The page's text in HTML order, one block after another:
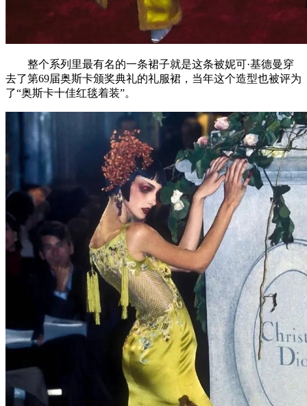
整个系列里最有名的一条裙子就是这条被妮可·基德曼穿
去了第69届奥斯卡颁奖典礼的礼服裙，当年这个造型也被评为
了“奥斯卡十佳红毯着装”。